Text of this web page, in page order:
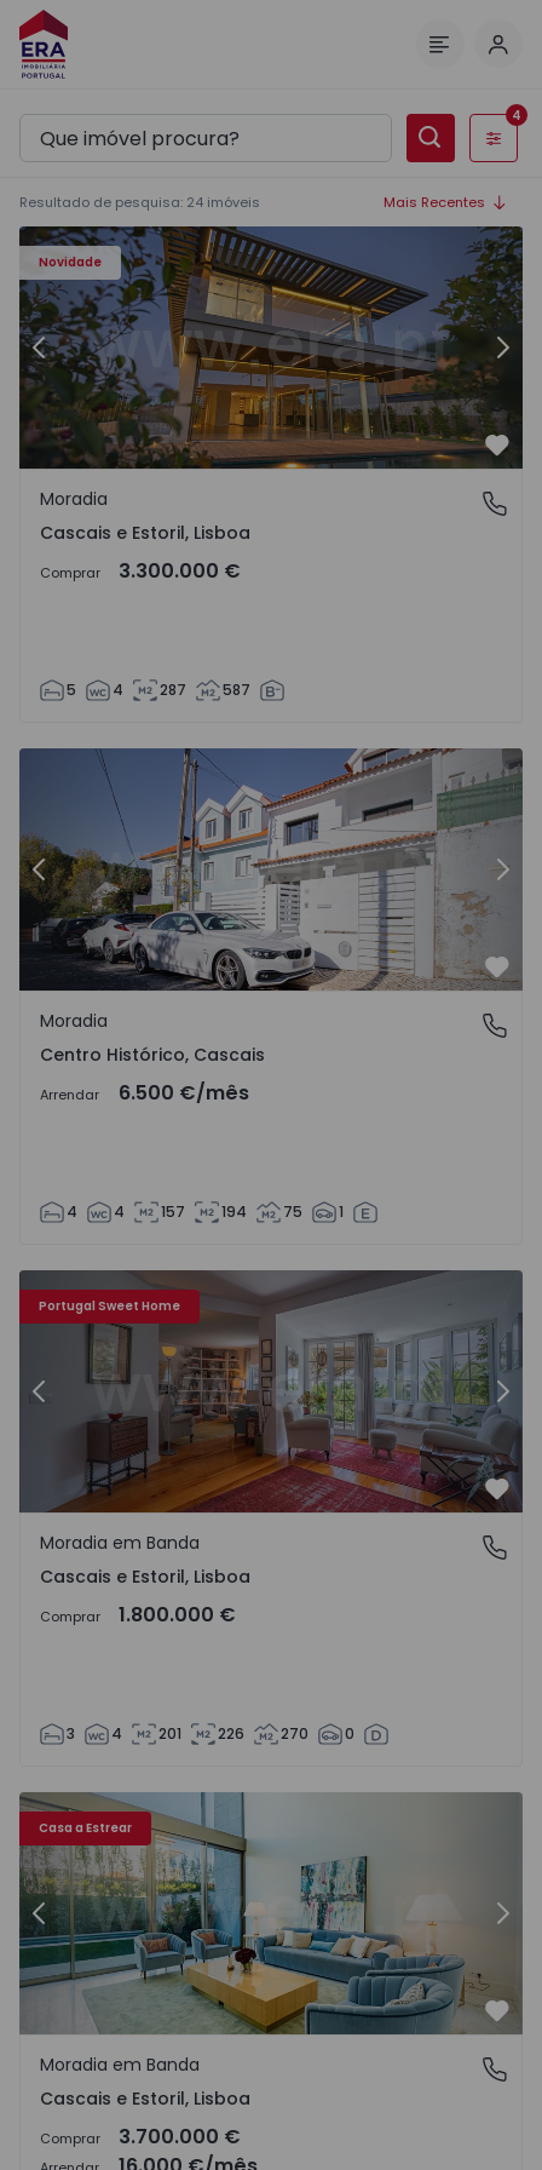
Filtros
4
Resultado de pesquisa: 24 imóveis Mais Recentes
Novidade
Moradia T5 Cascais, Cascais e Estoril - 1569062 - 1
Anterior
Cascais e Estoril, Lisboa
Moradia
Cascais e Estoril, Lisboa
Comprar 3.300.000 €
5 4 287 587
Moradia T4 Cascais, Centro - 1562860 - 11
Anterior
Centro Histórico, Cascais
Moradia
Centro Histórico, Cascais
Arrendar 6.500 €/mês
4 4 157 194 75 1
Portugal Sweet Home
- 1275856 - 38
Moradia em Banda T3 com Jardim Cascais, Cascais e
Anterior
Cascais e Estoril, Lisboa
Moradia em Banda
Cascais e Estoril, Lisboa
Comprar 1.800.000 €
3 4 201 226 270 0
Casa a Estrear
- 45
Moradia em Banda T3 Cascais, Cascais e Estoril -
Anterior
Cascais e Estoril, Lisboa
Moradia em Banda
Cascais e Estoril, Lisboa
Comprar 3.700.000 €